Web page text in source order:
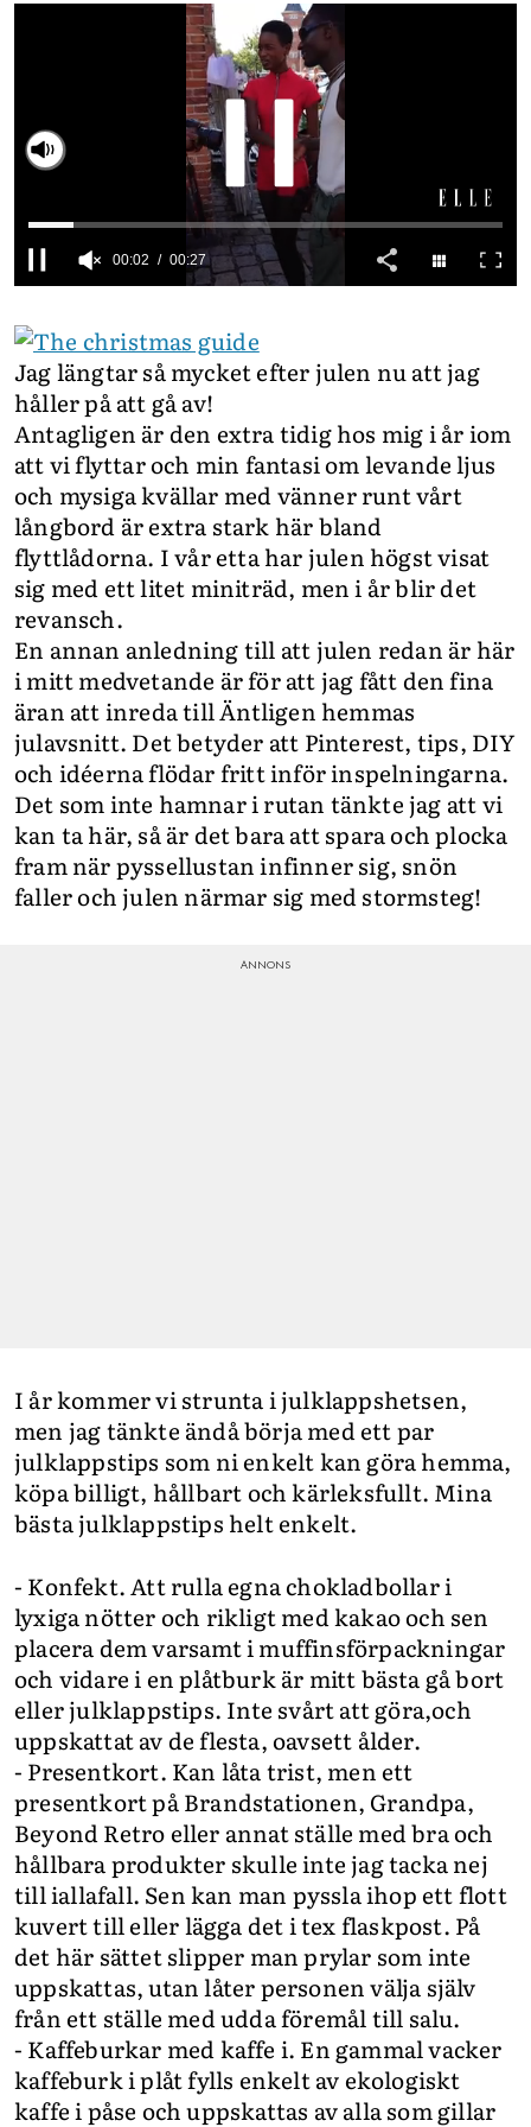
of
27
seconds
Jag längtar så mycket efter julen nu att jag
håller på att gå av!
Antagligen är den extra tidig hos mig i år iom
att vi flyttar och min fantasi om levande ljus
och mysiga kvällar med vänner runt vårt
långbord är extra stark här bland
flyttlådorna. I vår etta har julen högst visat
sig med ett litet miniträd, men i år blir det
revansch.
En annan anledning till att julen redan är här
i mitt medvetande är för att jag fått den fina
äran att inreda till Äntligen hemmas
julavsnitt. Det betyder att Pinterest, tips, DIY
och idéerna flödar fritt inför inspelningarna.
Det som inte hamnar i rutan tänkte jag att vi
kan ta här, så är det bara att spara och plocka
fram när pyssellustan infinner sig, snön
faller och julen närmar sig med stormsteg!
I år kommer vi strunta i julklappshetsen,
men jag tänkte ändå börja med ett par
julklappstips som ni enkelt kan göra hemma,
köpa billigt, hållbart och kärleksfullt. Mina
bästa julklappstips helt enkelt.
- Konfekt. Att rulla egna chokladbollar i
lyxiga nötter och rikligt med kakao och sen
placera dem varsamt i muffinsförpackningar
och vidare i en plåtburk är mitt bästa gå bort
eller julklappstips. Inte svårt att göra,och
uppskattat av de flesta, oavsett ålder.
- Presentkort. Kan låta trist, men ett
presentkort på Brandstationen, Grandpa,
Beyond Retro eller annat ställe med bra och
hållbara produkter skulle inte jag tacka nej
till iallafall. Sen kan man pyssla ihop ett flott
kuvert till eller lägga det i tex flaskpost. På
det här sättet slipper man prylar som inte
uppskattas, utan låter personen välja själv
från ett ställe med udda föremål till salu.
- Kaffeburkar med kaffe i. En gammal vacker
kaffeburk i plåt fylls enkelt av ekologiskt
kaffe i påse och uppskattas av alla som gillar